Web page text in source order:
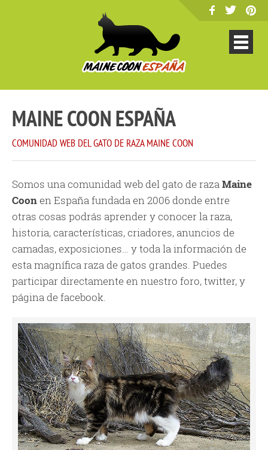
MAINE COON ESPAÑA
COMUNIDAD WEB DEL GATO DE RAZA MAINE COON
Somos una comunidad web del gato de razaMaine
Coonen España fundada en 2006 donde entre
otras cosas podrás aprender y conocer la raza,
historia, características, criadores, anuncios de
camadas, exposiciones… y toda la información de
esta magnífica raza de gatos grandes. Puedes
participar directamente en nuestro foro, twitter, y
página de facebook.